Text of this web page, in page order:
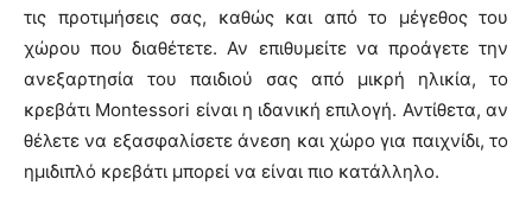
τις προτιμήσεις σας, καθώς και από το μέγεθος του
χώρου που διαθέτετε. Αν επιθυμείτε να προάγετε την
ανεξαρτησία του παιδιού σας από μικρή ηλικία, το
κρεβάτι Montessori είναι η ιδανική επιλογή. Αντίθετα, αν
θέλετε να εξασφαλίσετε άνεση και χώρο για παιχνίδι, το
ημιδιπλό κρεβάτι μπορεί να είναι πιο κατάλληλο.